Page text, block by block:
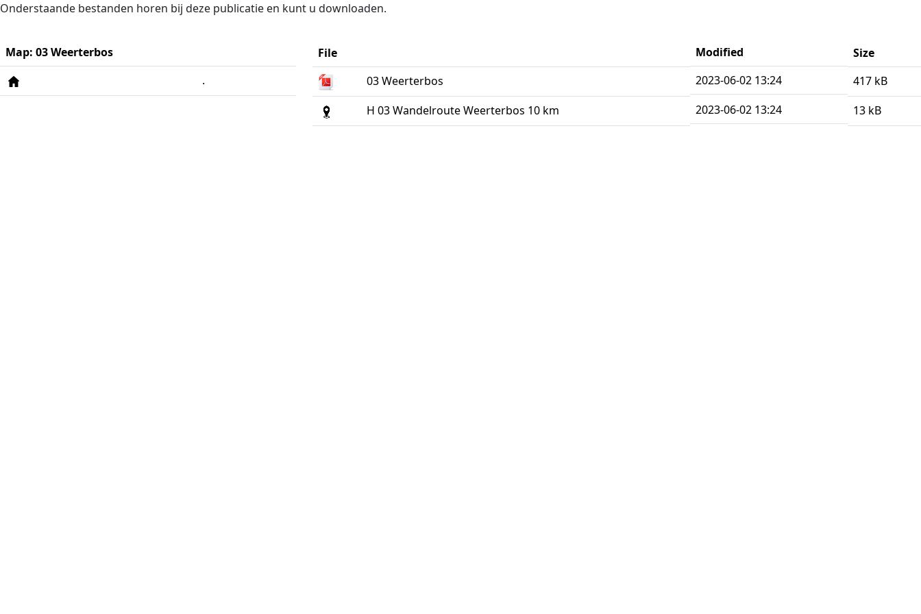
Naar de inhoud
Naar de hoofdnavigatie
Onderstaande bestanden horen bij deze publicatie en kunt u downloaden.
Map: 03 Weerterbos
.
File Modified
Size
03 Weerterbos
2023-06-02 13:24
417 kB
H 03 Wandelroute Weerterbos 10 km
2023-06-02 13:24 13 kB